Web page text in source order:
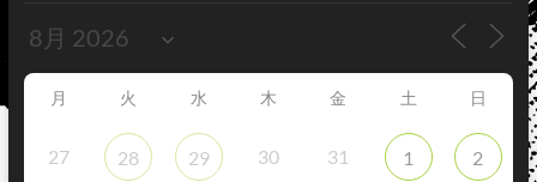
月 火 水 木 金 土 日
27 28 29 30 31 1 2